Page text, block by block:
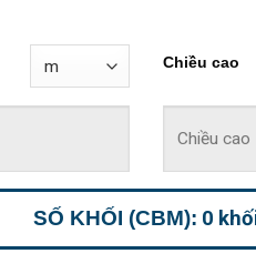
Chiều cao
SỐ KHỐI (CBM): 0